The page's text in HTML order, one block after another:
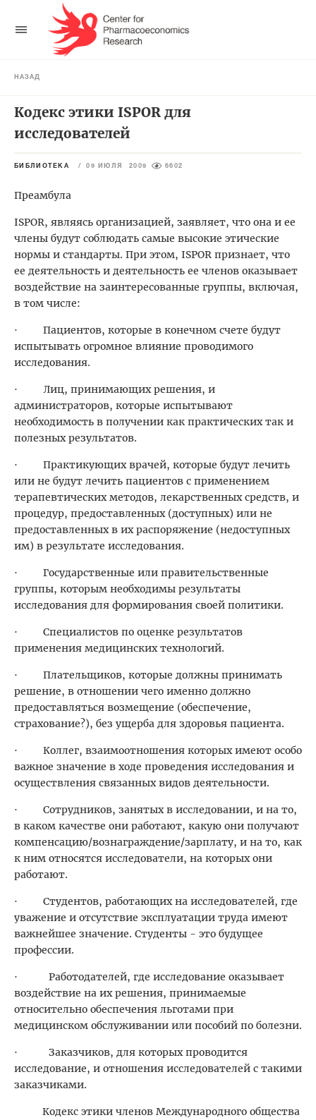
НАЗАД
Кодекс этики ISPOR для
исследователей
БИБЛИОТЕКА / 09 ИЮЛЯ 2009 6602
Преамбула
ISPOR, являясь организацией, заявляет, что она и ее
члены будут соблюдать самые высокие этические
нормы и стандарты. При этом, ISPOR признает, что
ее деятельность и деятельность ее членов оказывает
воздействие на заинтересованные группы, включая,
в том числе:
· Пациентов, которые в конечном счете будут
испытывать огромное влияние проводимого
исследования.
· Лиц, принимающих решения, и
администраторов, которые испытывают
необходимость в получении как практических так и
полезных результатов.
· Практикующих врачей, которые будут лечить
или не будут лечить пациентов с применением
терапевтических методов, лекарственных средств, и
процедур, предоставленных (доступных) или не
предоставленных в их распоряжение (недоступных
им) в результате исследования.
· Государственные или правительственные
группы, которым необходимы результаты
исследования для формирования своей политики.
· Специалистов по оценке результатов
применения медицинских технологий.
· Плательщиков, которые должны принимать
решение, в отношении чего именно должно
предоставляться возмещение (обеспечение,
страхование?), без ущерба для здоровья пациента.
· Коллег, взаимоотношения которых имеют особо
важное значение в ходе проведения исследования и
осуществления связанных видов деятельности.
· Сотрудников, занятых в исследовании, и на то,
в каком качестве они работают, какую они получают
компенсацию/вознаграждение/зарплату, и на то, как
к ним относятся исследователи, на которых они
работают.
· Студентов, работающих на исследователей, где
уважение и отсутствие эксплуатации труда имеют
важнейшее значение. Студенты - это будущее
профессии.
· Работодателей, где исследование оказывает
воздействие на их решения, принимаемые
относительно обеспечения льготами при
медицинском обслуживании или пособий по болезни.
· Заказчиков, для которых проводится
исследование, и отношения исследователей с такими
заказчиками.
Кодекс этики членов Международного общества